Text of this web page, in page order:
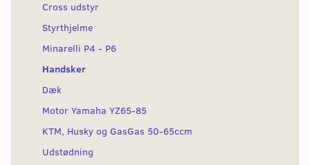
Cross udstyr
Styrthjelme
Minarelli P4 - P6
Handsker
Dæk
Motor Yamaha YZ65-85
KTM, Husky og GasGas 50-65ccm
Udstødning